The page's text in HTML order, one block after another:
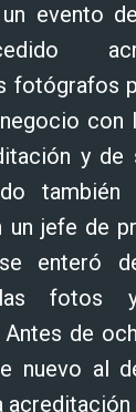
evento
fotógrafos
con
y de
un jefe de
enteró
las
de
nuevo al